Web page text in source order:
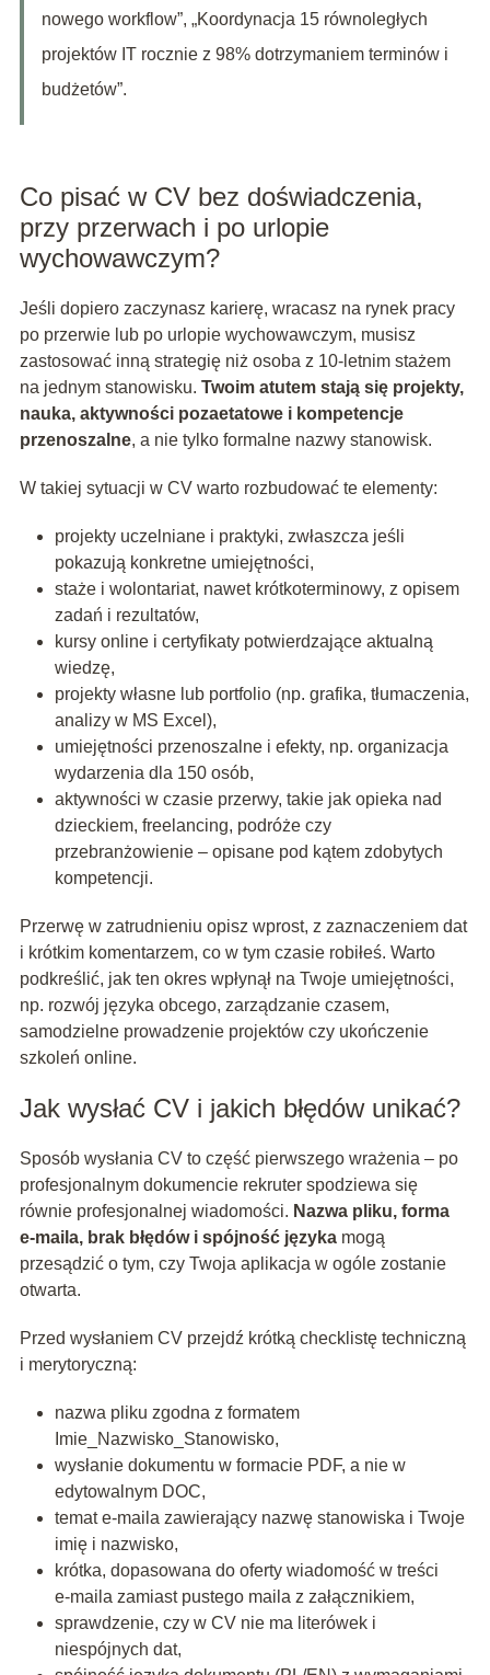
nowego workflow”, „Koordynacja 15 równoległych
projektów IT rocznie z 98% dotrzymaniem terminów i
budżetów”.
Co pisać w CV bez doświadczenia,
przy przerwach i po urlopie
wychowawczym?
Jeśli dopiero zaczynasz karierę, wracasz na rynek pracy
po przerwie lub po urlopie wychowawczym, musisz
zastosować inną strategię niż osoba z 10‑letnim stażem
na jednym stanowisku. Twoim atutem stają się projekty,
nauka, aktywności pozaetatowe i kompetencje
przenoszalne, a nie tylko formalne nazwy stanowisk.
W takiej sytuacji w CV warto rozbudować te elementy:
projekty uczelniane i praktyki, zwłaszcza jeśli
pokazują konkretne umiejętności,
staże i wolontariat, nawet krótkoterminowy, z opisem
zadań i rezultatów,
kursy online i certyfikaty potwierdzające aktualną
wiedzę,
projekty własne lub portfolio (np. grafika, tłumaczenia,
analizy w MS Excel),
umiejętności przenoszalne i efekty, np. organizacja
wydarzenia dla 150 osób,
aktywności w czasie przerwy, takie jak opieka nad
dzieckiem, freelancing, podróże czy
przebranżowienie – opisane pod kątem zdobytych
kompetencji.
Przerwę w zatrudnieniu opisz wprost, z zaznaczeniem dat
i krótkim komentarzem, co w tym czasie robiłeś. Warto
podkreślić, jak ten okres wpłynął na Twoje umiejętności,
np. rozwój języka obcego, zarządzanie czasem,
samodzielne prowadzenie projektów czy ukończenie
szkoleń online.
Jak wysłać CV i jakich błędów unikać?
Sposób wysłania CV to część pierwszego wrażenia – po
profesjonalnym dokumencie rekruter spodziewa się
równie profesjonalnej wiadomości. Nazwa pliku, forma
e‑maila, brak błędów i spójność językamogą
przesądzić o tym, czy Twoja aplikacja w ogóle zostanie
otwarta.
Przed wysłaniem CV przejdź krótką checklistę techniczną
i merytoryczną:
nazwa pliku zgodna z formatem
Imie_Nazwisko_Stanowisko,
wysłanie dokumentu w formacie PDF, a nie w
edytowalnym DOC,
temat e‑maila zawierający nazwę stanowiska i Twoje
imię i nazwisko,
krótka, dopasowana do oferty wiadomość w treści
e‑maila zamiast pustego maila z załącznikiem,
sprawdzenie, czy w CV nie ma literówek i
niespójnych dat,